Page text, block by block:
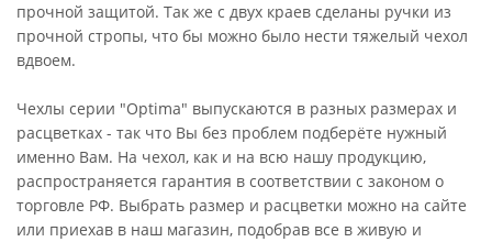
прочной защитой. Так же с двух краев сделаны ручки из
прочной стропы, что бы можно было нести тяжелый чехол
вдвоем.
Чехлы серии "Optima" выпускаются в разных размерах и
расцветках - так что Вы без проблем подберёте нужный
именно Вам. На чехол, как и на всю нашу продукцию,
распространяется гарантия в соответствии с законом о
торговле РФ. Выбрать размер и расцветки можно на сайте
или приехав в наш магазин, подобрав все в живую и